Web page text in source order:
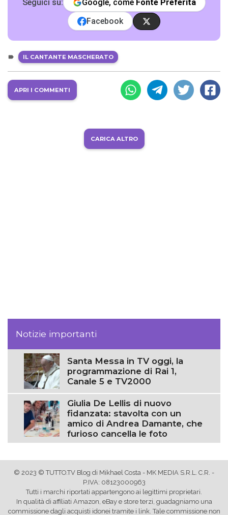
Seguici su: Google, come Fonte Preferita
Facebook
IL CANTANTE MASCHERATO
APRI I COMMENTI
CARICA ALTRO
Notizie importanti
Santa Messa in TV oggi, la
programmazione di Rai 1,
Canale 5 e TV2000
Giulia De Lellis di nuovo
fidanzata: stavolta con un
amico di Andrea Damante, che
furioso cancella le foto
© 2023 © TUTTO.TV Blog di Mikhael Costa - MK MEDIA S.R.L. C.R. -
P.IVA: 08123000963
Tutti i marchi riportati appartengono ai legittimi proprietari.
In qualità di affiliati Amazon, eBay e store terzi, guadagniamo una
commissione dagli acquisti idonei tramite i link. Tale commissione non